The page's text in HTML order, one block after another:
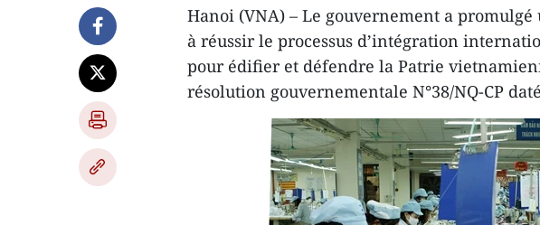
Hanoi (VNA) – Le gouvernement a
à réussir le processus d’intégration
pour édifier et défendre la Patrie
résolution gouvernementale N°38/NQ-CP